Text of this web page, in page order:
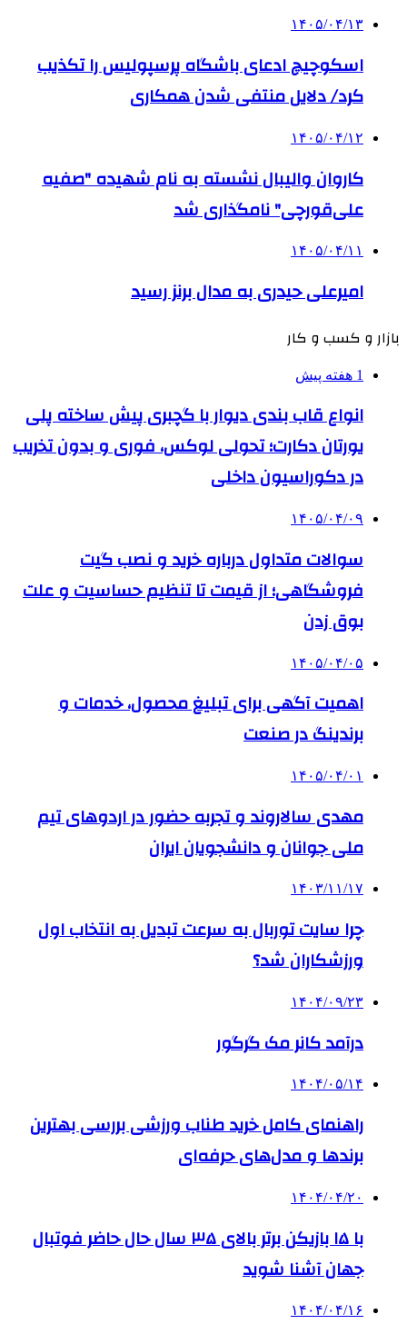
۱۴۰۵/۰۴/۱۳
اسکوچیچ ادعای باشگاه پرسپولیس را تکذیب
کرد/ دلایل منتفی شدن همکاری
۱۴۰۵/۰۴/۱۲
کاروان والیبال نشسته به نام شهیده "صفیه
علی‌قورچی" نامگذاری شد
۱۴۰۵/۰۴/۱۱
امیرعلی حیدری به مدال برنز رسید
بازار و کسب و کار
1 هفته پیش
انواع قاب بندی دیوار با گچبری پیش ساخته پلی
یورتان دکارت؛ تحولی لوکس، فوری و بدون تخریب
در دکوراسیون داخلی
۱۴۰۵/۰۴/۰۹
سوالات متداول درباره خرید و نصب گیت
فروشگاهی؛ از قیمت تا تنظیم حساسیت و علت
بوق زدن
۱۴۰۵/۰۴/۰۵
اهمیت آگهی برای تبلیغ محصول، خدمات و
برندینگ در صنعت
۱۴۰۵/۰۴/۰۱
مهدی سالاروند و تجربه حضور در اردوهای تیم
ملی جوانان و دانشجویان ایران
۱۴۰۳/۱۱/۱۷
چرا سایت توربال به ‌سرعت تبدیل به انتخاب اول
ورزشکاران شد؟
۱۴۰۴/۰۹/۲۳
درآمد کانر مک گرگور
۱۴۰۴/۰۵/۱۴
راهنمای کامل خرید طناب ورزشی بررسی بهترین
برندها و مدل‌های حرفه‌ای
۱۴۰۴/۰۴/۲۰
با ۱۵ بازیکن برتر بالای ۳۵ سال حال حاضر فوتبال
جهان آشنا شوید
۱۴۰۴/۰۴/۱۶